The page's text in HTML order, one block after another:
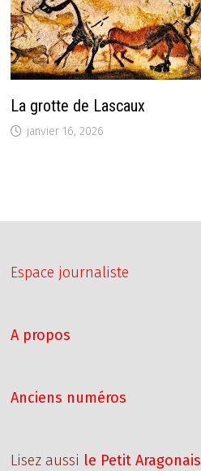
La grotte de Lascaux
janvier 16, 2026
Espace journaliste
A propos
Anciens numéros
Lisez aussi le Petit Aragonais